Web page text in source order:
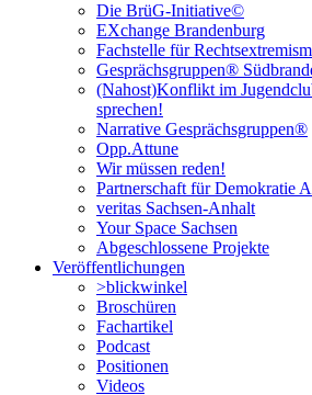
Die BrüG-Initiative©
EXchange Brandenburg
Fachstelle für
Gesprächsgruppen®
(Nahost)Konflikt im
sprechen!
Narrative Gesprächsgruppen®
Opp.Attune
Wir müssen reden!
Partnerschaft für Demokratie
veritas Sachsen-Anhalt
Your Space Sachsen
Abgeschlossene Projekte
Veröffentlichungen
>blickwinkel
Broschüren
Fachartikel
Podcast
Positionen
Videos